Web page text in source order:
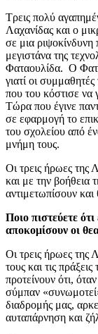
Τρεις πολύ
Λαχανίδας και ο
σε μια ριψοκίνδυνη
μεγιστάνα της
Φαταουλίδα. Ο
γιατί οι
που του κόστισε να
Τώρα που έγινε
σε εφαρμογή το
του σχολείου από
μνήμη τους.
Οι τρεις ήρωες της
και με την βοήθεια
αντιμετωπίσουν
Ποιο πιστεύετε
αποκομίσουν οι
Οι τρεις ήρωες της
τους και τις
προτείνουν ότι,
σύμπαν
διαδρομής μας,
αυταπάρνηση και